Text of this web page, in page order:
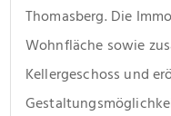
Thomasberg. Die
Wohnfläche sowie
Kellergeschoss und